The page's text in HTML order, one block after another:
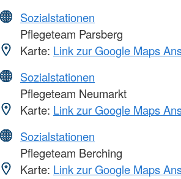
Sozialstationen
Pflegeteam Parsberg
Karte: Link zur Google Maps
Sozialstationen
Pflegeteam Neumarkt
Karte: Link zur Google Maps
Sozialstationen
Pflegeteam Berching
Karte: Link zur Google Maps